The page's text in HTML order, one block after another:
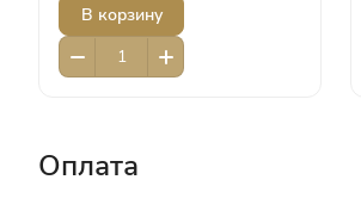
В корзину
Оплата